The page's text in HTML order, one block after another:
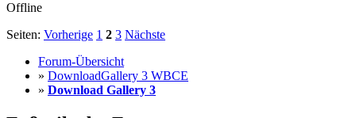
Offline
Seiten: Vorherige 1 2 3 Nächste
Forum-Übersicht
» DownloadGallery 3 WBCE
» Download Gallery 3